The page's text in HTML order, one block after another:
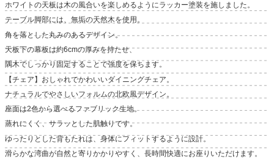
ホワイトの天板は木の風合いを楽しめるようにラッカー塗装を施しました。
テーブル脚部には、無垢の天然木を使用。
角を落とした丸みのあるデザイン。
天板下の幕板は約6cmの厚みを持たせ、
隅木でしっかり固定することで強度を保ちます。
【チェア】おしゃれでかわいいダイニングチェア。
ナチュラルでやさしいフォルムの北欧風デザイン。
座面は2色から選べるファブリック生地。
蒸れにくく、サラッとした肌触りです。
ゆったりとした背もたれは、身体にフィットするように設計。
滑らかな湾曲が自然と寄りかかりやすく、長時間快適にお座りいただけます。